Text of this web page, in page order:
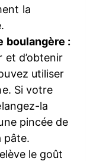
la
boulangère :
et d’obtenir
utiliser
Si votre
la
pincée de
pâte.
le goût